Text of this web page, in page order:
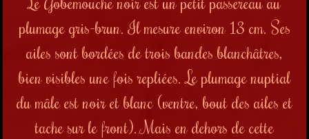
plumage gris-brun. Il mesure environ 13 cm. Ses
ailes sont bordées de trois bandes blanchâtres,
bien visibles une fois repliées.Le plumage nuptial
du mâle est noir et blanc (ventre, bout des ailes et
tache sur le front). Mais en dehors de cette